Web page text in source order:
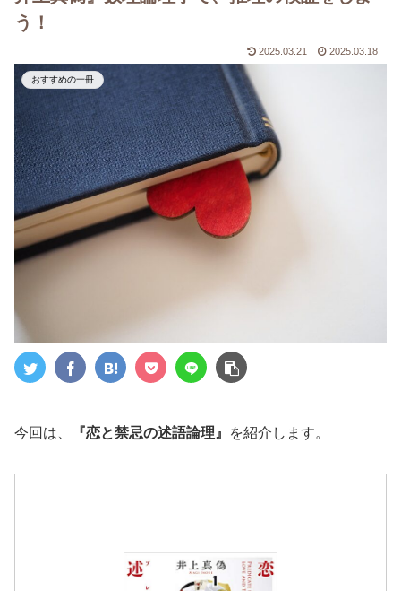
う！
2025.03.21 2025.03.18
おすすめの一冊
今回は、 『恋と禁忌の述語論理』 を紹介します。